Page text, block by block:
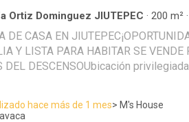
a cambios sin previo aviso. Nos
las características y
aviso. Se recomienda consultar la
información precisa y detallada.
proporcionada. Además, es
precio indicado no incluye impuestos
funcionalidad y ubicación
Ortiz Dominguez JIUTEPEC · 200 m² ·
DE CASA EN
Y LISTA PARA HABITAR SE VENDE
DEL DESCENSOUbicación
ESPECIAL:
DE
hace más de 1 mes> M's House